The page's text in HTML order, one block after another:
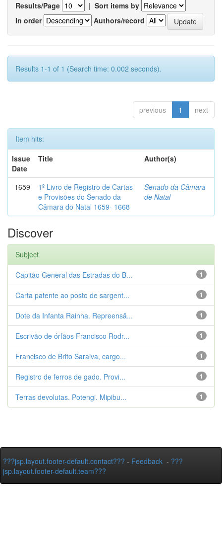
Results/Page | Sort items by
In order
Authors/record
Results 1-1 of 1 (Search time: 0.002 seconds).
previous 1 next
Item hits:
Issue
Date
Title Author(s)
1659
1º Livro de Registro de Cartas
e Provisões do Senado da
Câmara do Natal 1659- 1668
Senado da Câmara
de Natal
Discover
Subject
1
Capitão General das Estradas do B...
1
Carta patente ao posto de sargent...
1
Dote da Infanta Rainha. Repreensã...
1
Escrivão de órfãos Francisco Rodr...
1
Francisco de Brito Saraiva, cargo...
1
Registro de ferros de gado. Provi...
1
Terras devolutas. Potengi. Mipibu...
???jsp.layout.footer-default.contact??? - Feedback - ???
jsp.layout.footer-default.team???